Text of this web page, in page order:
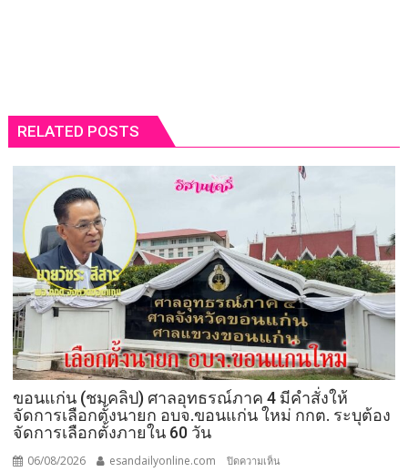
RELATED POSTS
ขอนแก่น (ชมคลิป) ศาลอุทธรณ์ภาค 4 มีคำสั่งให้
จัดการเลือกตั้งนายก อบจ.ขอนแก่น ใหม่ กกต. ระบุต้อง
จัดการเลือกตั้งภายใน 60 วัน
06/08/2026 esandailyonline.com ปิดความเห็น